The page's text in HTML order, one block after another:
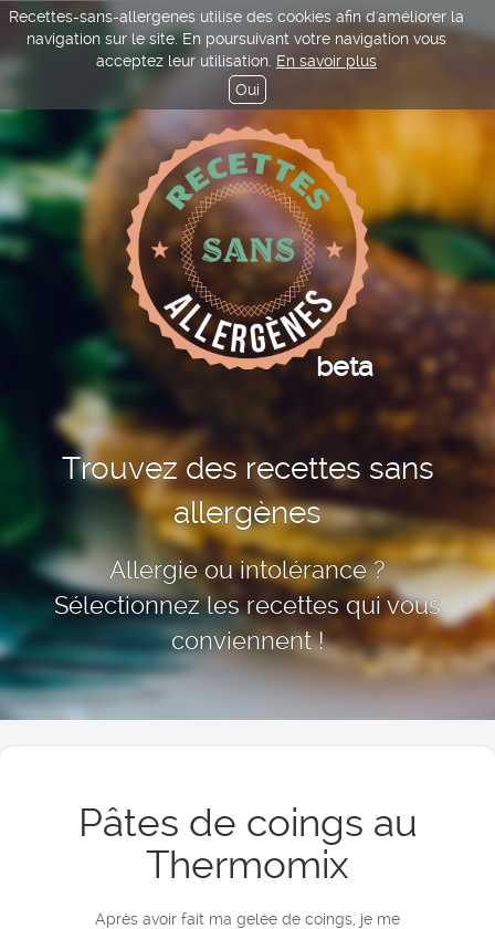
Recettes-sans-allergenes utilise des cookies afin d'améliorer la
navigation sur le site. En poursuivant votre navigation vous
acceptez leur utilisation. En savoir plus
Oui
beta
Trouvez des recettes sans
allergènes
Allergie ou intolérance ?
Sélectionnez les recettes qui vous
conviennent !
Pâtes de coings au
Thermomix
Après avoir fait ma gelée de coings, je me